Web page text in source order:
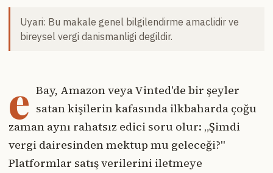
Uyari: Bu makale genel bilgilendirme amaclidir ve
bireysel vergi danismanligi degildir.
e Bay, Amazon veya Vinted'de bir şeyler
satan kişilerin kafasında ilkbaharda çoğu
zaman aynı rahatsız edici soru olur: „Şimdi
vergi dairesinden mektup mu geleceği?"
Platformlar satış verilerini iletmeye